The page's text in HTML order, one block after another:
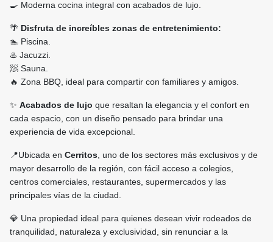
🍳 Moderna cocina integral con acabados de lujo.
🌴 Disfruta de increíbles zonas de entretenimiento:
🏊 Piscina.
♨️ Jacuzzi.
🧖 Sauna.
🔥 Zona BBQ, ideal para compartir con familiares y amigos.
✨ Acabados de lujo que resaltan la elegancia y el confort en
cada espacio, con un diseño pensado para brindar una
experiencia de vida excepcional.
📍Ubicada en Cerritos , uno de los sectores más exclusivos y de
mayor desarrollo de la región, con fácil acceso a colegios,
centros comerciales, restaurantes, supermercados y las
principales vías de la ciudad.
💎 Una propiedad ideal para quienes desean vivir rodeados de
tranquilidad, naturaleza y exclusividad, sin renunciar a la